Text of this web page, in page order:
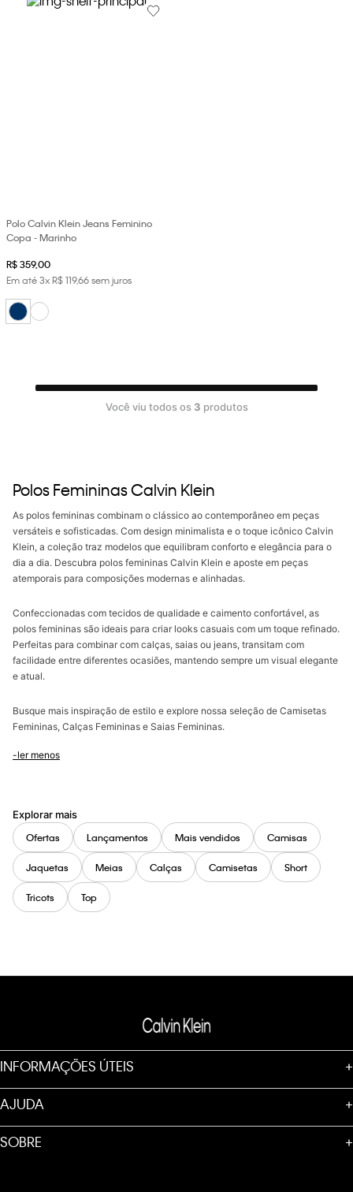
Polo Calvin Klein Jeans Feminino
Copa - Marinho
R$359,00
Em até3xR$119,66sem juros
Você viu todos os 3 produtos
Polos Femininas Calvin Klein
As polos femininas combinam o clássico ao contemporâneo em peças
versáteis e sofisticadas. Com design minimalista e o toque icônico Calvin
Klein, a coleção traz modelos que equilibram conforto e elegância para o
dia a dia. Descubra polos femininas Calvin Klein e aposte em peças
atemporais para composições modernas e alinhadas.
Confeccionadas com tecidos de qualidade e caimento confortável, as
polos femininas são ideais para criar looks casuais com um toque refinado.
Perfeitas para combinar com calças, saias ou jeans, transitam com
facilidade entre diferentes ocasiões, mantendo sempre um visual elegante
e atual.
Busque mais inspiração de estilo e explore nossa seleção de Camisetas
Femininas, Calças Femininas e Saias Femininas.
-ler menos
Explorar mais
Ofertas
Lançamentos Mais vendidos Camisas
Jaquetas Meias Calças Camisetas Short
Tricots Top
INFORMAÇÕES ÚTEIS +
AJUDA +
SOBRE +